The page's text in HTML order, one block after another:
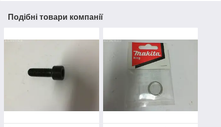
Подібні товари компанії